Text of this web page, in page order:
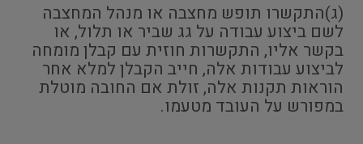
(ג)התקשרו תופש מחצבה או מנהל המחצבה
לשם ביצוע עבודה על גג שביר או תלול, או
בקשר אליו, התקשרות חוזית עם קבלן מומחה
לביצוע עבודות אלה, חייב הקבלן למלא אחר
הוראות תקנות אלה, זולת אם החובה מוטלת
במפורש על העובד מטעמו.